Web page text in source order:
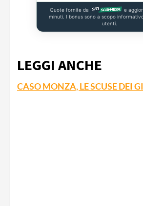
Quote fornite da
e
minuti. I bonus sono a scopo
utenti.
LEGGI ANCHE
CASO MONZA, LE SCUSE DEI